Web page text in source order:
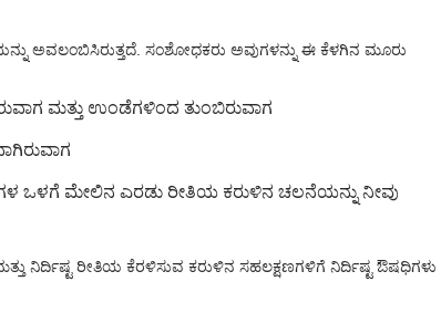
ಅವಲಂಬಿಸಿರುತ್ತದೆ. ಸಂಶೋಧಕರು ಅವುಗಳನ್ನು ಈ ಕೆಳಗಿನ ಮೂರು
ಮತ್ತು ಉಂಡೆಗಳಿಂದ ತುಂಬಿರುವಾಗ
ಒಳಗೆ ಮೇಲಿನ ಎರಡು ರೀತಿಯ ಕರುಳಿನ ಚಲನೆಯನ್ನು ನೀವು
ನಿರ್ದಿಷ್ಟ ರೀತಿಯ ಕೆರಳಿಸುವ ಕರುಳಿನ ಸಹಲಕ್ಷಣಗಳಿಗೆ ನಿರ್ದಿಷ್ಟ ಔಷಧಿಗಳು